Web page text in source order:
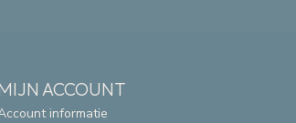
ACCOUNT
informatie